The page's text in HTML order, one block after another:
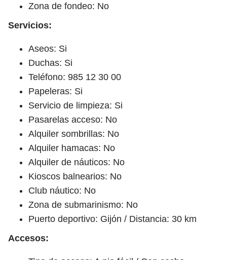
Zona de fondeo: No
Servicios:
Aseos: Si
Duchas: Si
Teléfono: 985 12 30 00
Papeleras: Si
Servicio de limpieza: Si
Pasarelas acceso: No
Alquiler sombrillas: No
Alquiler hamacas: No
Alquiler de náuticos: No
Kioscos balnearios: No
Club náutico: No
Zona de submarinismo: No
Puerto deportivo: Gijón / Distancia: 30 km
Accesos: